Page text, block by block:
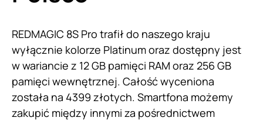
REDMAGIC 8S Pro trafił do naszego kraju
wyłącznie kolorze Platinum oraz dostępny jest
w wariancie z 12 GB pamięci RAM oraz 256 GB
pamięci wewnętrznej. Całość wyceniona
została na 4399 złotych. Smartfona możemy
zakupić między innymi za pośrednictwem